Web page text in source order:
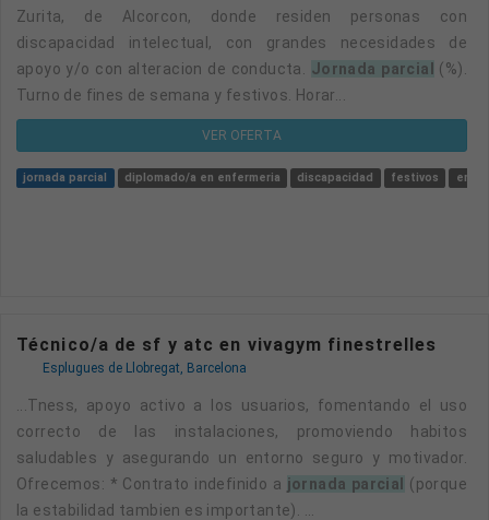
Zurita, de Alcorcon, donde residen personas con
discapacidad intelectual, con grandes necesidades de
apoyo y/o con alteracion de conducta. Jornada parcial
(%).
Turno de fines de semana y festivos. Horar...
VER OFERTA
jornada parcial diplomado/a en enfermeria discapacidad festivos
Técnico/a de sf y atc en vivagym finestrelles
Esplugues de Llobregat, Barcelona
...tness, apoyo activo a los usuarios, fomentando el uso
correcto de las instalaciones, promoviendo habitos
saludables y asegurando un entorno seguro y motivador.
Ofrecemos: * Contrato indefinido a jornada parcial
(porque
la estabilidad tambien es importante). ...